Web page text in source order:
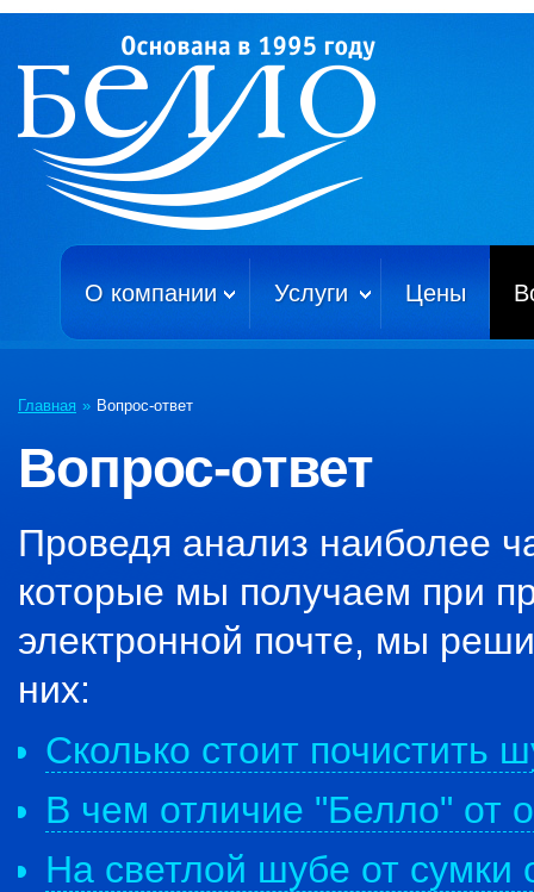
О компании Услуги Цены
Главная » Вопрос-ответ
Вопрос-ответ
Проведя анализ наиболее
которые мы получаем при
электронной почте, мы
них:
Сколько стоит почистить
В чем отличие "Белло" от
На светлой шубе от